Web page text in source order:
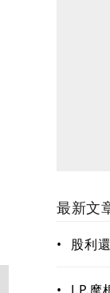
最新文
•
股利還